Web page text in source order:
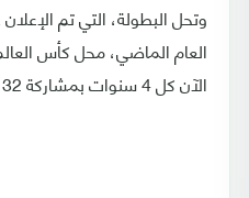
وتحل البطولة، التي تم
العام الماضي، محل كأس
الآن كل 4 سنوات بمشاركة 32 فريقا اعتبارا من عام 2025.